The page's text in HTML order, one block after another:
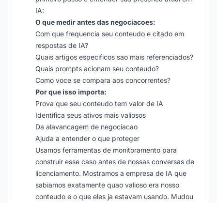
IA:
O que medir antes das negociacoes:
Com que frequencia seu conteudo e citado em
respostas de IA?
Quais artigos especificos sao mais referenciados?
Quais prompts acionam seu conteudo?
Como voce se compara aos concorrentes?
Por que isso importa:
Prova que seu conteudo tem valor de IA
Identifica seus ativos mais valiosos
Da alavancagem de negociacao
Ajuda a entender o que proteger
Usamos ferramentas de monitoramento para
construir esse caso antes de nossas conversas de
licenciamento. Mostramos a empresa de IA que
sabiamos exatamente quao valioso era nosso
conteudo e o que eles ja estavam usando. Mudou